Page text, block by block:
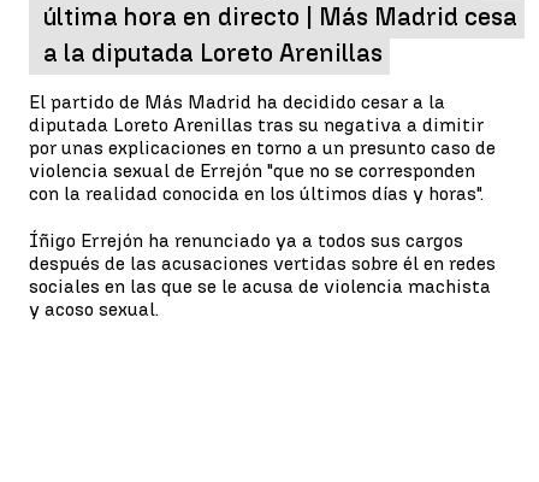
última hora en directo | Más Madrid cesa
a la diputada Loreto Arenillas
El partido de Más Madrid ha decidido cesar a la
diputada Loreto Arenillas tras su negativa a dimitir
por unas explicaciones en torno a un presunto caso de
violencia sexual de Errejón "que no se corresponden
con la realidad conocida en los últimos días y horas".
Íñigo Errejón ha renunciado ya a todos sus cargos
después de las acusaciones vertidas sobre él en redes
sociales en las que se le acusa de violencia machista
y acoso sexual.